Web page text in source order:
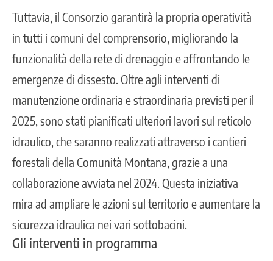
Tuttavia, il Consorzio garantirà la propria operatività
in tutti i comuni del comprensorio, migliorando la
funzionalità della rete di drenaggio e affrontando le
emergenze di dissesto. Oltre agli interventi di
manutenzione ordinaria e straordinaria previsti per il
2025, sono stati pianificati ulteriori lavori sul reticolo
idraulico, che saranno realizzati attraverso i cantieri
forestali della Comunità Montana, grazie a una
collaborazione avviata nel 2024. Questa iniziativa
mira ad ampliare le azioni sul territorio e aumentare la
sicurezza idraulica nei vari sottobacini.
Gli interventi in programma